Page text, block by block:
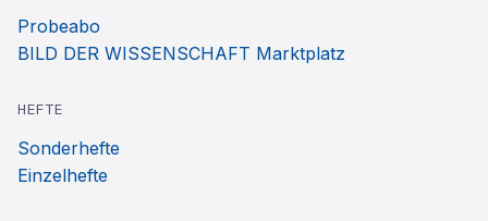
Probeabo
BILD DER WISSENSCHAFT Marktplatz
HEFTE
Sonderhefte
Einzelhefte